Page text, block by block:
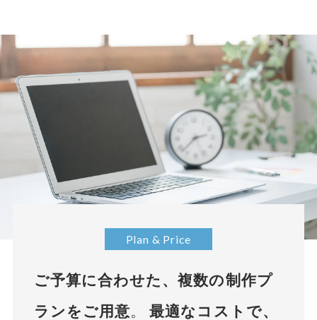
Plan & Price
ご予算に合わせた、複数の制作プ
ランをご用意。
最適なコストで、